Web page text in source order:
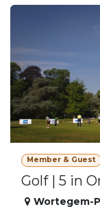
Member & Guest
Golf | 5 in
Wortegem-